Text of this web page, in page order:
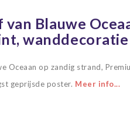
van Blauwe
wanddecoratie
Oceaan op zandig strand,
geprijsde poster. Meer info...